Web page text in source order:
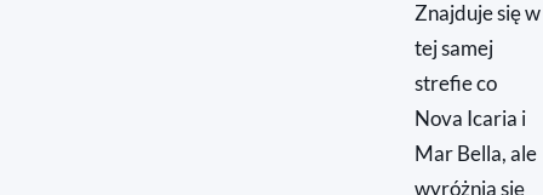
Znajduje się w
tej samej
strefie co
Nova Icaria i
Mar Bella, ale
wyróżnia się